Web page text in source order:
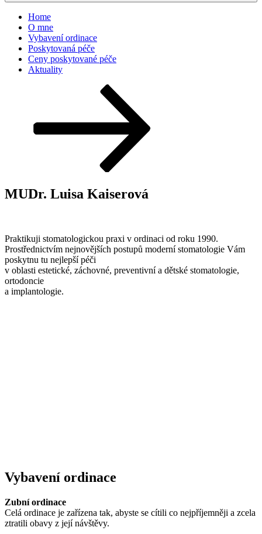
Home
O mne
Vybavení ordinace
Poskytovaná péče
Ceny poskytované péče
Aktuality
MUDr. Luisa Kaiserová
Praktikuji stomatologickou praxi v ordinaci od roku 1990.
Prostřednictvím nejnovějších postupů moderní stomatologie Vám
poskytnu tu nejlepší péči
v oblasti estetické, záchovné, preventivní a dětské stomatologie,
ortodoncie
a implantologie.
Vybavení ordinace
Zubní ordinace
Celá ordinace je zařízena tak, abyste se cítili co nejpříjemněji a zcela
ztratili obavy z její návštěvy.